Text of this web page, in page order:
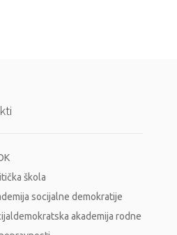
škola
socijalne demokratije
akademija rodne